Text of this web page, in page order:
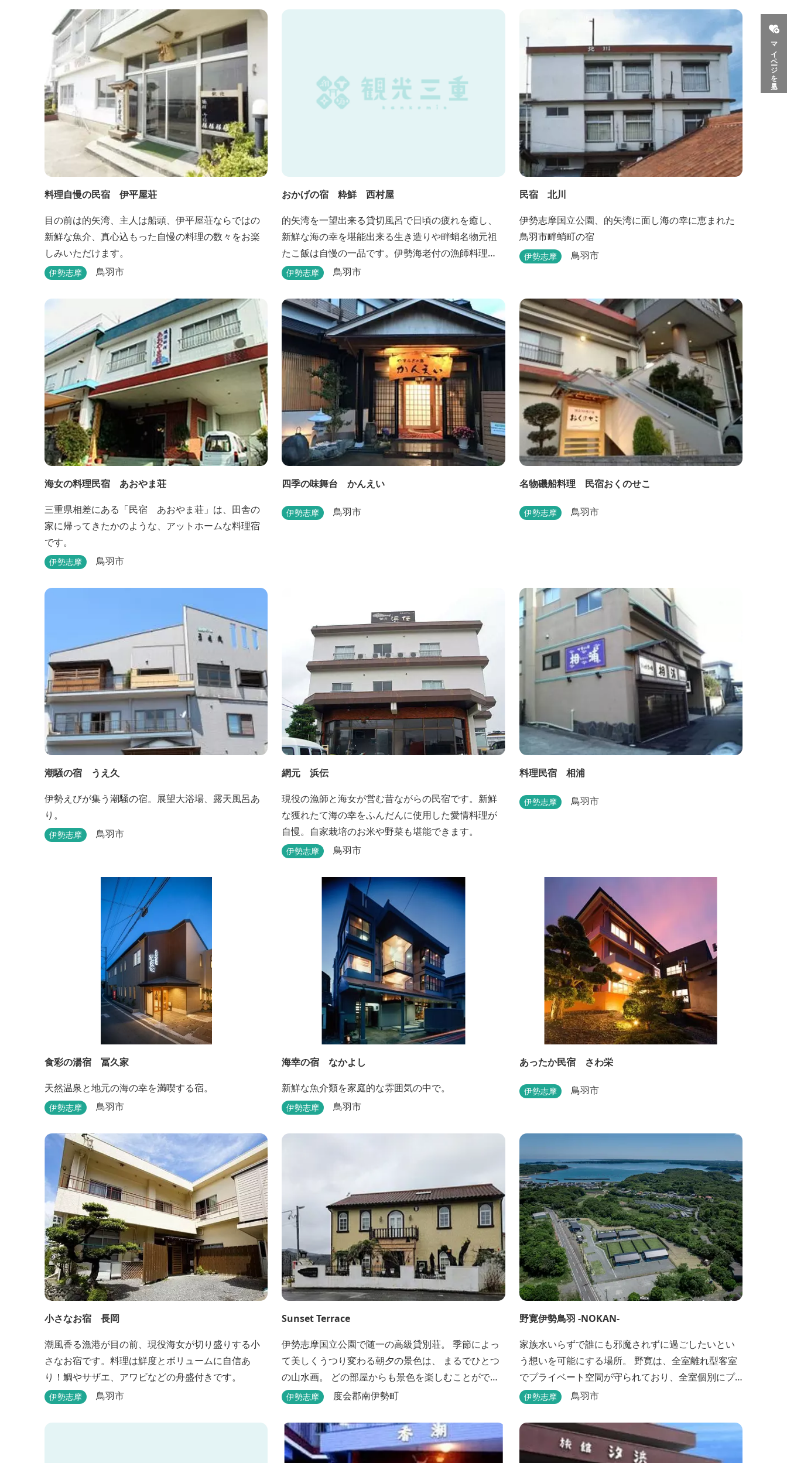
マイページを見る
料理自慢の民宿 伊平屋荘
目の前は的矢湾、主人は船頭、伊平屋荘ならではの
新鮮な魚介、真心込もった自慢の料理の数々をお楽
しみいただけます。
伊勢志摩 鳥羽市
おかげの宿 粋鮮 西村屋
的矢湾を一望出来る貸切風呂で日頃の疲れを癒し、
新鮮な海の幸を堪能出来る生き造りや畔蛸名物元祖
たこ飯は自慢の一品です。伊勢海老付の漁師料理
で、心身ともにやすらぎのひとときを。
伊勢志摩 鳥羽市
民宿 北川
伊勢志摩国立公園、的矢湾に面し海の幸に恵まれた
鳥羽市畔蛸町の宿
伊勢志摩 鳥羽市
海女の料理民宿 あおやま荘
三重県相差にある「民宿 あおやま荘」は、田舎の
家に帰ってきたかのような、アットホームな料理宿
です。
伊勢志摩 鳥羽市
四季の味舞台 かんえい
伊勢志摩 鳥羽市
名物磯船料理 民宿おくのせこ
伊勢志摩 鳥羽市
潮騒の宿 うえ久
伊勢えびが集う潮騒の宿。展望大浴場、露天風呂あ
り。
伊勢志摩 鳥羽市
網元 浜伝
現役の漁師と海女が営む昔ながらの民宿です。新鮮
な獲れたて海の幸をふんだんに使用した愛情料理が
自慢。自家栽培のお米や野菜も堪能できます。
伊勢志摩 鳥羽市
料理民宿 相浦
伊勢志摩 鳥羽市
食彩の湯宿 冨久家
天然温泉と地元の海の幸を満喫する宿。
伊勢志摩 鳥羽市
海幸の宿 なかよし
新鮮な魚介類を家庭的な雰囲気の中で。
伊勢志摩 鳥羽市
あったか民宿 さわ栄
伊勢志摩 鳥羽市
小さなお宿 長岡
潮風香る漁港が目の前、現役海女が切り盛りする小
さなお宿です。料理は鮮度とボリュームに自信あ
り！鯛やサザエ、アワビなどの舟盛付きです。
伊勢志摩 鳥羽市
Sunset Terrace
伊勢志摩国立公園で随一の高級貸別荘。 季節によっ
て美しくうつり変わる朝夕の景色は、 まるでひとつ
の山水画。 どの部屋からも景色を楽しむことができ
ます。 大切な友人や家族と、最高のひとときを。 1
イベートでご利用いただけます。
伊勢志摩 度会郡南伊勢町
野寛伊勢鳥羽 -NOKAN-
家族水いらずで誰にも邪魔されずに過ごしたいとい
う想いを可能にする場所。 野寛は、全室離れ型客室
でプライベート空間が守られており、全室個別にプ
ライベートドッグランが設置されております。 室内
㎡～330㎡を設置した広い作りで、 和モダンをコン
セプトとした洗練されたデザインのお部屋となりま
す。 お部屋から望むプライベートドッグラ...
伊勢志摩 鳥羽市